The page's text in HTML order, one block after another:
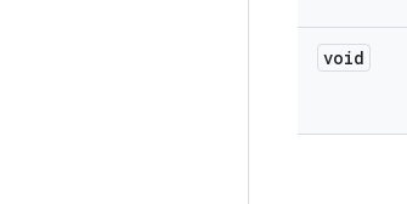
void